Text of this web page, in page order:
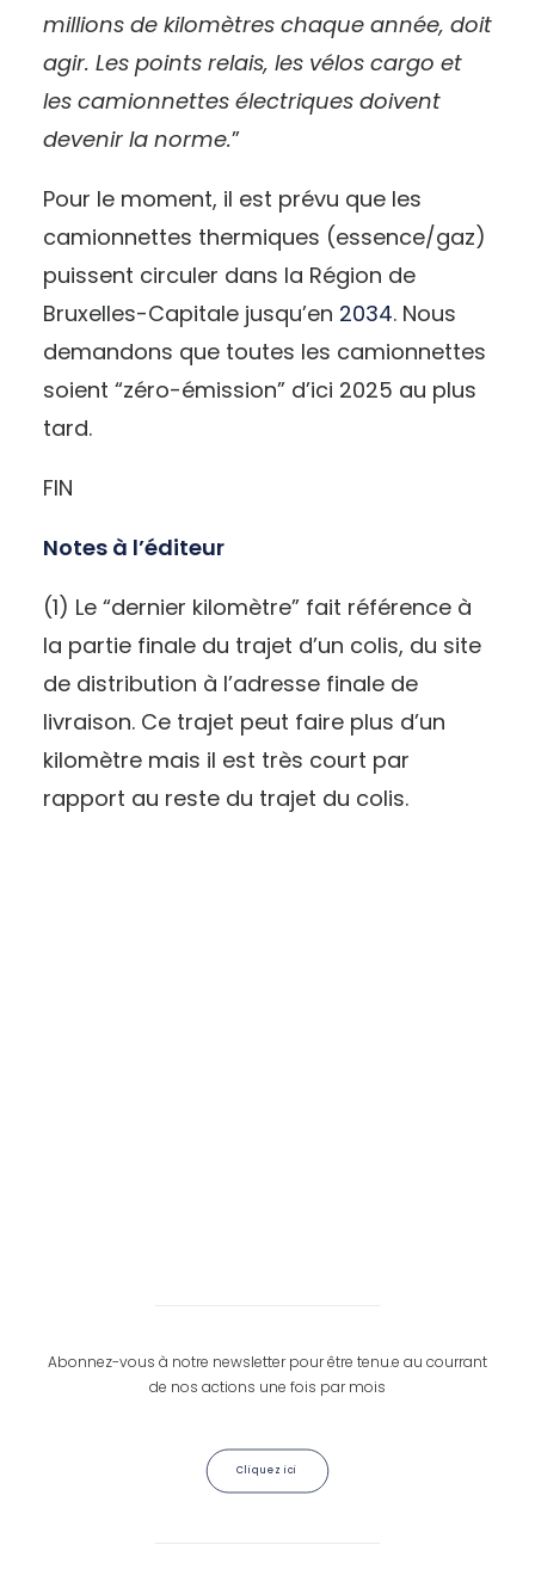
millions de kilomètres chaque année, doit
agir. Les points relais, les vélos cargo et
les camionnettes électriques doivent
devenir la norme.”
Pour le moment, il est prévu que les
camionnettes thermiques (essence/gaz)
puissent circuler dans la Région de
Bruxelles-Capitale jusqu’en 2034. Nous
demandons que toutes les camionnettes
soient “zéro-émission” d’ici 2025 au plus
tard.
FIN
Notes à l’éditeur
(1) Le “dernier kilomètre” fait référence à
la partie finale du trajet d’un colis, du site
de distribution à l’adresse finale de
livraison. Ce trajet peut faire plus d’un
kilomètre mais il est très court par
rapport au reste du trajet du colis.
Abonnez-vous à notre newsletter pour être tenu.e au courrant
de nos actions une fois par mois
Cliquez ici